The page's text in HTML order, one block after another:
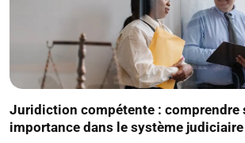
Juridiction compétente : comprendre
importance dans le système judiciaire